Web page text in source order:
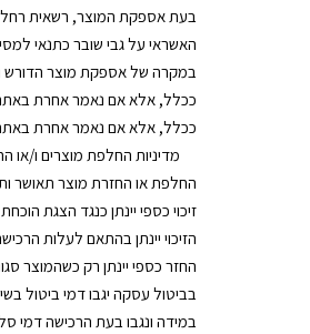
בעת אספקת המוצר, רשאית
האשראי על גבי שובר כתנאי
במקרה של אספקת מוצר הדורש
ככלל, אלא אם נאמר אחרת באתר, זמני האספקה של
ככלל, אלא אם נאמר אחרת באתר, ברכישה בסכום העולה על 150 ש”ח לא יחולו
מדיניות החלפת מוצרים ו/או
החלפת או החזרת מוצר תאושר
זיכוי כספי יינתן כנגד הצגת
הזיכוי יינתן בהתאם לעלות
החזר כספי יינתן רק כשהמוצר
בביטול עסקה יגבו דמי ביטול בשיעור 5 אחוז מהעסקה או 100 שח
במידה ונגבו בעת הרכישה דמי